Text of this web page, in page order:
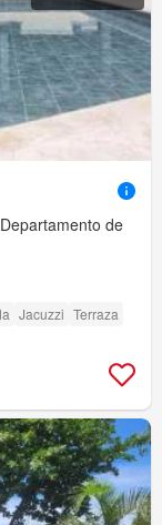
de
Jacuzzi Terraza